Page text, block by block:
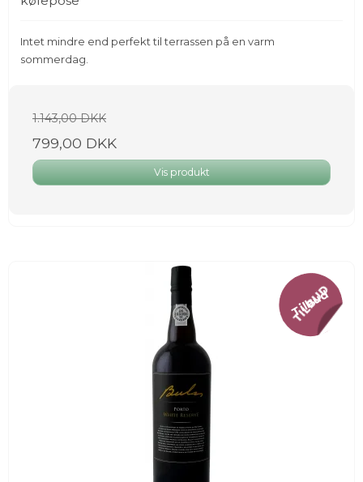
Intet mindre end perfekt til terrassen på en varm
sommerdag.
1.143,00 DKK
799,00 DKK
Vis produkt
Tilbud